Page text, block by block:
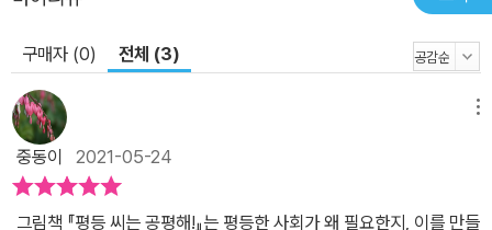
생각 말입니다. 하지만 가족 안에서 평등을 실천하다 보면, 상대를 높
인다고 내가 낮아지거나 상대를 낮춘다고 내가 높아지는 것이 아니라
는 사실을 절로 깨닫게 됩니다. 누군가는 올라가고 누군가는 내려가
는 일 없이, 누군가는 앞서가고 누군가는 뒤처지는 일 없이, 나란히 함
께 걸으며 더 높이 올라가고 더 멀리 나아가는 꿈. 그것이 평등 씨가
이 책을 통해서 어린이와 나누고 싶은 꿈입니다.
구매자 (0) 전체 (3)
중동이 2021-05-24
그림책 『평등 씨는 공평해!』는 평등한 사회가 왜 필요한지, 이를 만들